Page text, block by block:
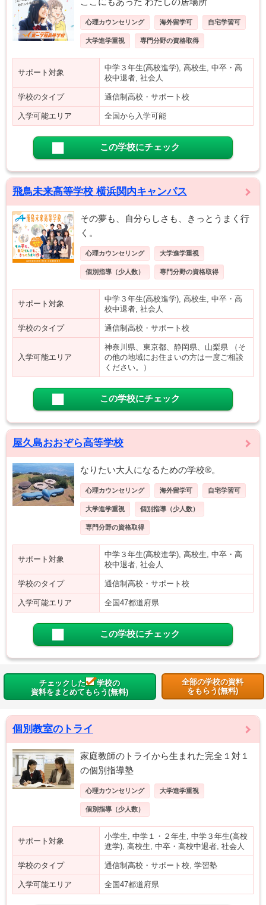
心理カウンセリング 海外留学可 自宅学習可
大学進学重視 専門分野の資格取得
サポート対象
中学３年生(高校進学), 高校生, 中卒・高
校中退者, 社会人
学校のタイプ 通信制高校・サポート校
入学可能エリア 全国から入学可能
この学校にチェック
飛鳥未来高等学校 横浜関内キャンパス
その夢も、自分らしさも、きっとうまく行
く。
心理カウンセリング 大学進学重視
個別指導（少人数） 専門分野の資格取得
サポート対象
中学３年生(高校進学), 高校生, 中卒・高
校中退者, 社会人
学校のタイプ 通信制高校・サポート校
入学可能エリア
神奈川県、東京都、静岡県、山梨県 （そ
の他の地域にお住まいの方は一度ご相談
ください。）
この学校にチェック
屋久島おおぞら高等学校
なりたい大人になるための学校®。
心理カウンセリング 海外留学可 自宅学習可
大学進学重視 個別指導（少人数）
専門分野の資格取得
サポート対象
中学３年生(高校進学), 高校生, 中卒・高
校中退者, 社会人
学校のタイプ 通信制高校・サポート校
入学可能エリア 全国47都道府県
この学校にチェック
チェックした
学校の
資料をまとめてもらう(無料)
全部の学校の資料
をもらう(無料)
個別教室のトライ
家庭教師のトライから生まれた完全１対１
の個別指導塾
心理カウンセリング 大学進学重視
個別指導（少人数）
サポート対象
小学生, 中学１・２年生, 中学３年生(高校
進学), 高校生, 中卒・高校中退者, 社会人
学校のタイプ 通信制高校・サポート校, 学習塾
入学可能エリア 全国47都道府県